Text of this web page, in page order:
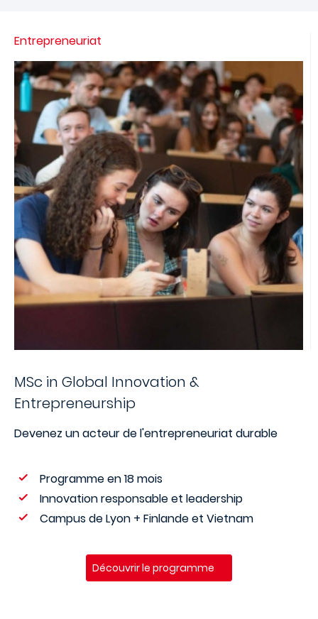
Entrepreneuriat
MSc in Global Innovation &
Entrepreneurship
Devenez un acteur de l'entrepreneuriat durable
Programme en 18 mois
Innovation responsable et leadership
Campus de Lyon + Finlande et Vietnam
Découvrir le programme